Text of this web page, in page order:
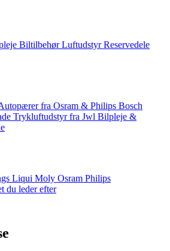
BiltilbehørLuftudstyrReservedele
fra Osram & Philips Bosch
Trykluftudstyr fra Jwl Bilpleje &
Liqui Moly Osram Philips
du leder efter